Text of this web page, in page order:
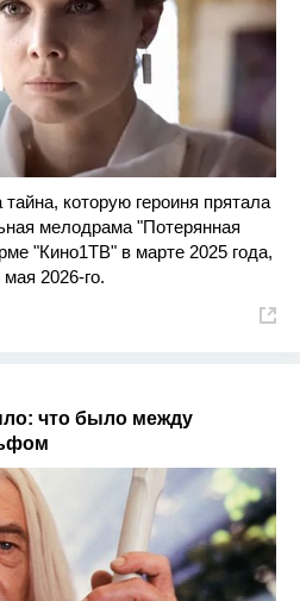
которую героиня прятала
мелодрама "Потерянная
"Кино1ТВ" в марте 2025 года,
2026-го.
что было между